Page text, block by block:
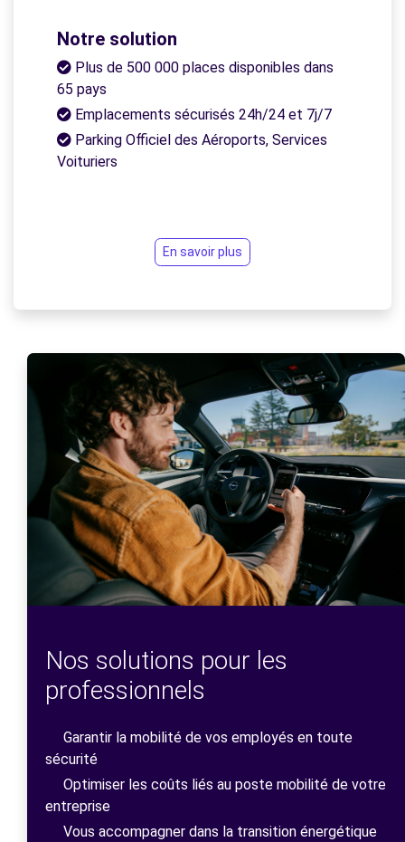
Notre solution
Plus de 500 000 places disponibles dans
65 pays
Emplacements sécurisés 24h/24 et 7j/7
Parking Officiel des Aéroports, Services
Voituriers
En savoir plus
Nos solutions pour les
professionnels
Garantir la mobilité de vos employés en toute
sécurité
Optimiser les coûts liés au poste mobilité de votre
entreprise
Vous accompagner dans la transition énergétique